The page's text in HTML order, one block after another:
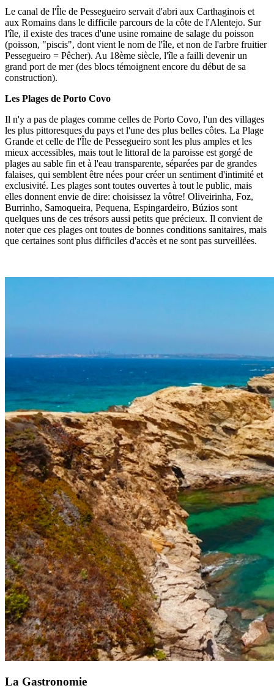
Le canal de l'Île de Pessegueiro servait d'abri aux Carthaginois et
aux Romains dans le difficile parcours de la côte de l'Alentejo. Sur
l'île, il existe des traces d'une usine romaine de salage du poisson
(poisson, "piscis", dont vient le nom de l'île, et non de l'arbre fruitier
Pessegueiro = Pêcher). Au 18ème siècle, l'île a failli devenir un
grand port de mer (des blocs témoignent encore du début de sa
construction).
Les Plages de Porto Covo
Il n'y a pas de plages comme celles de Porto Covo, l'un des villages
les plus pittoresques du pays et l'une des plus belles côtes. La Plage
Grande et celle de l'Île de Pessegueiro sont les plus amples et les
mieux accessibles, mais tout le littoral de la paroisse est gorgé de
plages au sable fin et à l'eau transparente, séparées par de grandes
falaises, qui semblent être nées pour créer un sentiment d'intimité et
exclusivité. Les plages sont toutes ouvertes à tout le public, mais
elles donnent envie de dire: choisissez la vôtre! Oliveirinha, Foz,
Burrinho, Samoqueira, Pequena, Espingardeiro, Búzios sont
quelques uns de ces trésors aussi petits que précieux. Il convient de
noter que ces plages ont toutes de bonnes conditions sanitaires, mais
que certaines sont plus difficiles d'accès et ne sont pas surveillées.
La Gastronomie